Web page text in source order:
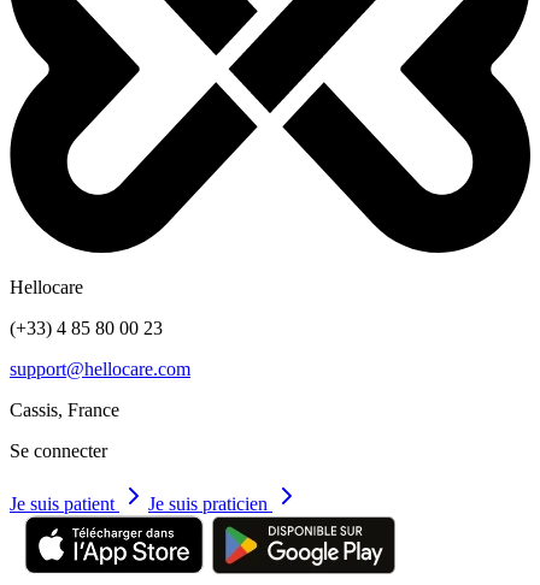
Hellocare
(+33) 4 85 80 00 23
support@hellocare.com
Cassis, France
Se connecter
Je suis patient Je suis praticien